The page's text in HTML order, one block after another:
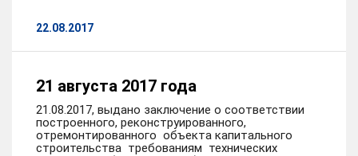
22.08.2017
21 августа 2017 года
21.08.2017, выдано заключение о соответствии
построенного, реконструированного,
отремонтированного объекта капитального
строительства требованиям технических